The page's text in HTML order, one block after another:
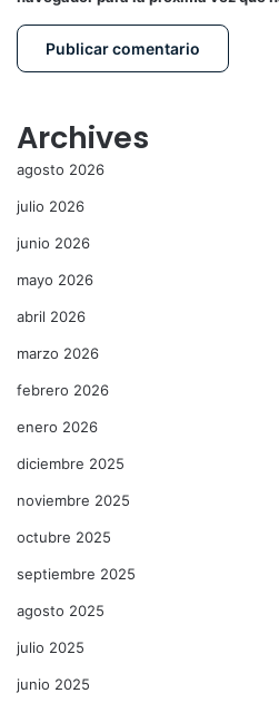
Archives
agosto 2026
julio 2026
junio 2026
mayo 2026
abril 2026
marzo 2026
febrero 2026
enero 2026
diciembre 2025
noviembre 2025
octubre 2025
septiembre 2025
agosto 2025
julio 2025
junio 2025